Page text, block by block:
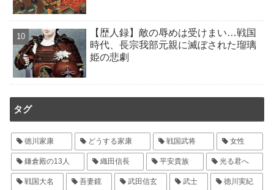
【歴人録】敵の辱めは受けまい…戦国
時代、長宗我部元親に滅ぼされた瑠璃
姫の悲劇
タグ
徳川家康 どうする家康 戦国武将 女性
鎌倉殿の13人 織田信長 平安貴族 光る君へ
戦国大名 吾妻鏡 武田信玄 武士 徳川実紀